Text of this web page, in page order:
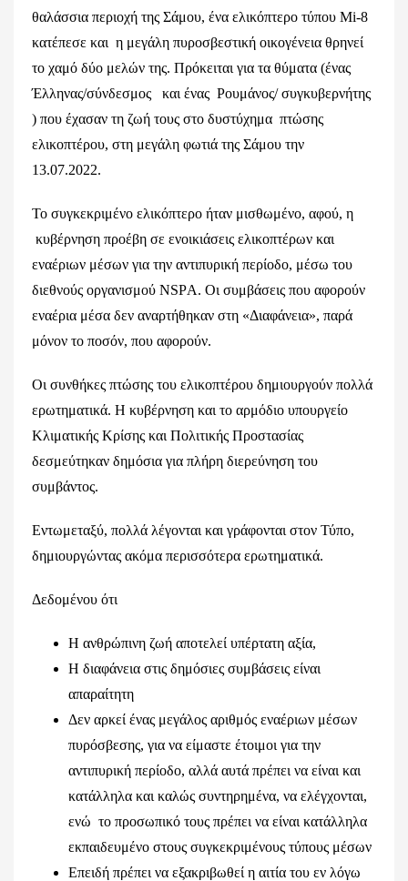
θαλάσσια περιοχή της Σάμου, ένα ελικόπτερο τύπου Μi-8
κατέπεσε και η μεγάλη πυροσβεστική οικογένεια θρηνεί
το χαμό δύο μελών της. Πρόκειται για τα θύματα (ένας
Έλληνας/σύνδεσμος και ένας Ρουμάνος/ συγκυβερνήτης
) που έχασαν τη ζωή τους στο δυστύχημα πτώσης
ελικοπτέρου, στη μεγάλη φωτιά της Σάμου την
13.07.2022.
Το συγκεκριμένο ελικόπτερο ήταν μισθωμένο, αφού, η
κυβέρνηση προέβη σε ενοικιάσεις ελικοπτέρων και
εναέριων μέσων για την αντιπυρική περίοδο, μέσω του
διεθνούς οργανισμού NSPΑ. Οι συμβάσεις που αφορούν
εναέρια μέσα δεν αναρτήθηκαν στη «Διαφάνεια», παρά
μόνον το ποσόν, που αφορούν.
Οι συνθήκες πτώσης του ελικοπτέρου δημιουργούν πολλά
ερωτηματικά. Η κυβέρνηση και το αρμόδιο υπουργείο
Κλιματικής Κρίσης και Πολιτικής Προστασίας
δεσμεύτηκαν δημόσια για πλήρη διερεύνηση του
συμβάντος.
Εντωμεταξύ, πολλά λέγονται και γράφονται στον Τύπο,
δημιουργώντας ακόμα περισσότερα ερωτηματικά.
Δεδομένου ότι
Η ανθρώπινη ζωή αποτελεί υπέρτατη αξία,
Η διαφάνεια στις δημόσιες συμβάσεις είναι
απαραίτητη
Δεν αρκεί ένας μεγάλος αριθμός εναέριων μέσων
πυρόσβεσης, για να είμαστε έτοιμοι για την
αντιπυρική περίοδο, αλλά αυτά πρέπει να είναι και
κατάλληλα και καλώς συντηρημένα, να ελέγχονται,
ενώ το προσωπικό τους πρέπει να είναι κατάλληλα
εκπαιδευμένο στους συγκεκριμένους τύπους μέσων
Επειδή πρέπει να εξακριβωθεί η αιτία του εν λόγω